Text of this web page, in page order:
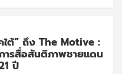
ใต้” ถึง The Motive :
รสื่อสันติภาพชายแดน
ปี